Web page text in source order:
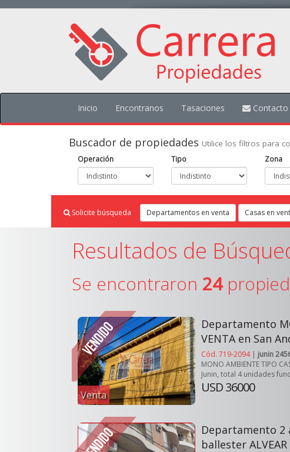
Inicio Encontranos Tasaciones Contacto
Buscador de propiedades Utilice los filtros para
Operación Tipo Zona
Solicite búsqueda Departamentos en venta Casas en
Resultados de
Se encontraron 24
Venta
Departamento
VENTA en San
Cód. 719-2094| junin
MONO AMBIENTE TIPO
Junin, total 4 unidades
USD 36000
Departamento 2
ballester